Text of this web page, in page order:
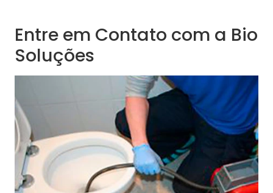
Entre em Contato com a Bio
Soluções